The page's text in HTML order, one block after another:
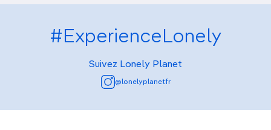
#ExperienceLonely
Suivez Lonely Planet
@lonelyplanetfr